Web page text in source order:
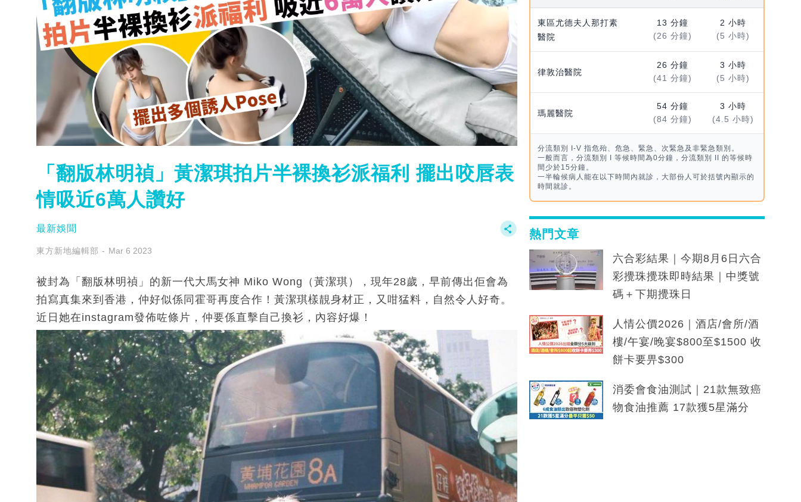
「翻版林明禎」黃潔琪拍片半裸換衫派福利 擺出咬唇表
情吸近6萬人讚好
最新娛聞
東方新地編輯部 Mar 6 2023
被封為「翻版林明禎」的新一代大馬女神 Miko Wong（黃潔琪），現年28歲，早前傳出佢會為
拍寫真集來到香港，仲好似係同霍哥再度合作！黃潔琪樣靚身材正，又咁猛料，自然令人好奇。
近日她在instagram發佈咗條片，仲要係直擊自己換衫，內容好爆！
東區尤德夫人那打素
醫院
13 分鐘
(26 分鐘)
2 小時
(5 小時)
律敦治醫院
26 分鐘
(41 分鐘)
3 小時
(5 小時)
瑪麗醫院
54 分鐘
(84 分鐘)
3 小時
(4.5 小時)
分流類別 I-V 指危殆、危急、緊急、次緊急及非緊急類別。
一般而言，分流類別 I 等候時間為0分鐘，分流類別 II 的等候時
間少於15分鐘。
一半輪候病人能在以下時間內就診，大部份人可於括號內顯示的
時間就診。
熱門文章
六合彩結果｜今期8月6日六合
彩攪珠攪珠即時結果｜中獎號
碼＋下期攪珠日
人情公價2026｜酒店/會所/酒
樓/午宴/晚宴$800至$1500 收
餅卡要畀$300
消委會食油測試｜21款無致癌
物食油推薦 17款獲5星滿分